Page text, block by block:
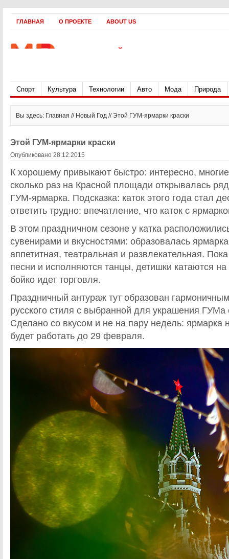
ГЛАВНАЯ О ПРОЕКТЕ ABOUT US
Спорт Культура Технологии Авто Мода Природа
Вы здесь: Главная // Новый Год // Этой ГУМ-ярмарки краски
Этой ГУМ-ярмарки краски
Опубликовано 28.12.2015
К хорошему привыкают быстро: интересно,
сколько раз на Красной площади открывалась
ГУМ-ярмарка. Подсказка: каток этого года стал
ответить трудно: впечатление, что каток с
В этом праздничном сезоне у катка
сувенирами и вкусностями: образовалась
аппетитная, театральная и развлекательная.
песни и исполняются танцы, детишки катаются на
бойко идет торговля.
Праздничный антураж тут образован
русского стиля с выбранной для украшения ГУМа
Сделано со вкусом и не на пару недель: ярмарка
будет работать до 29 февраля.